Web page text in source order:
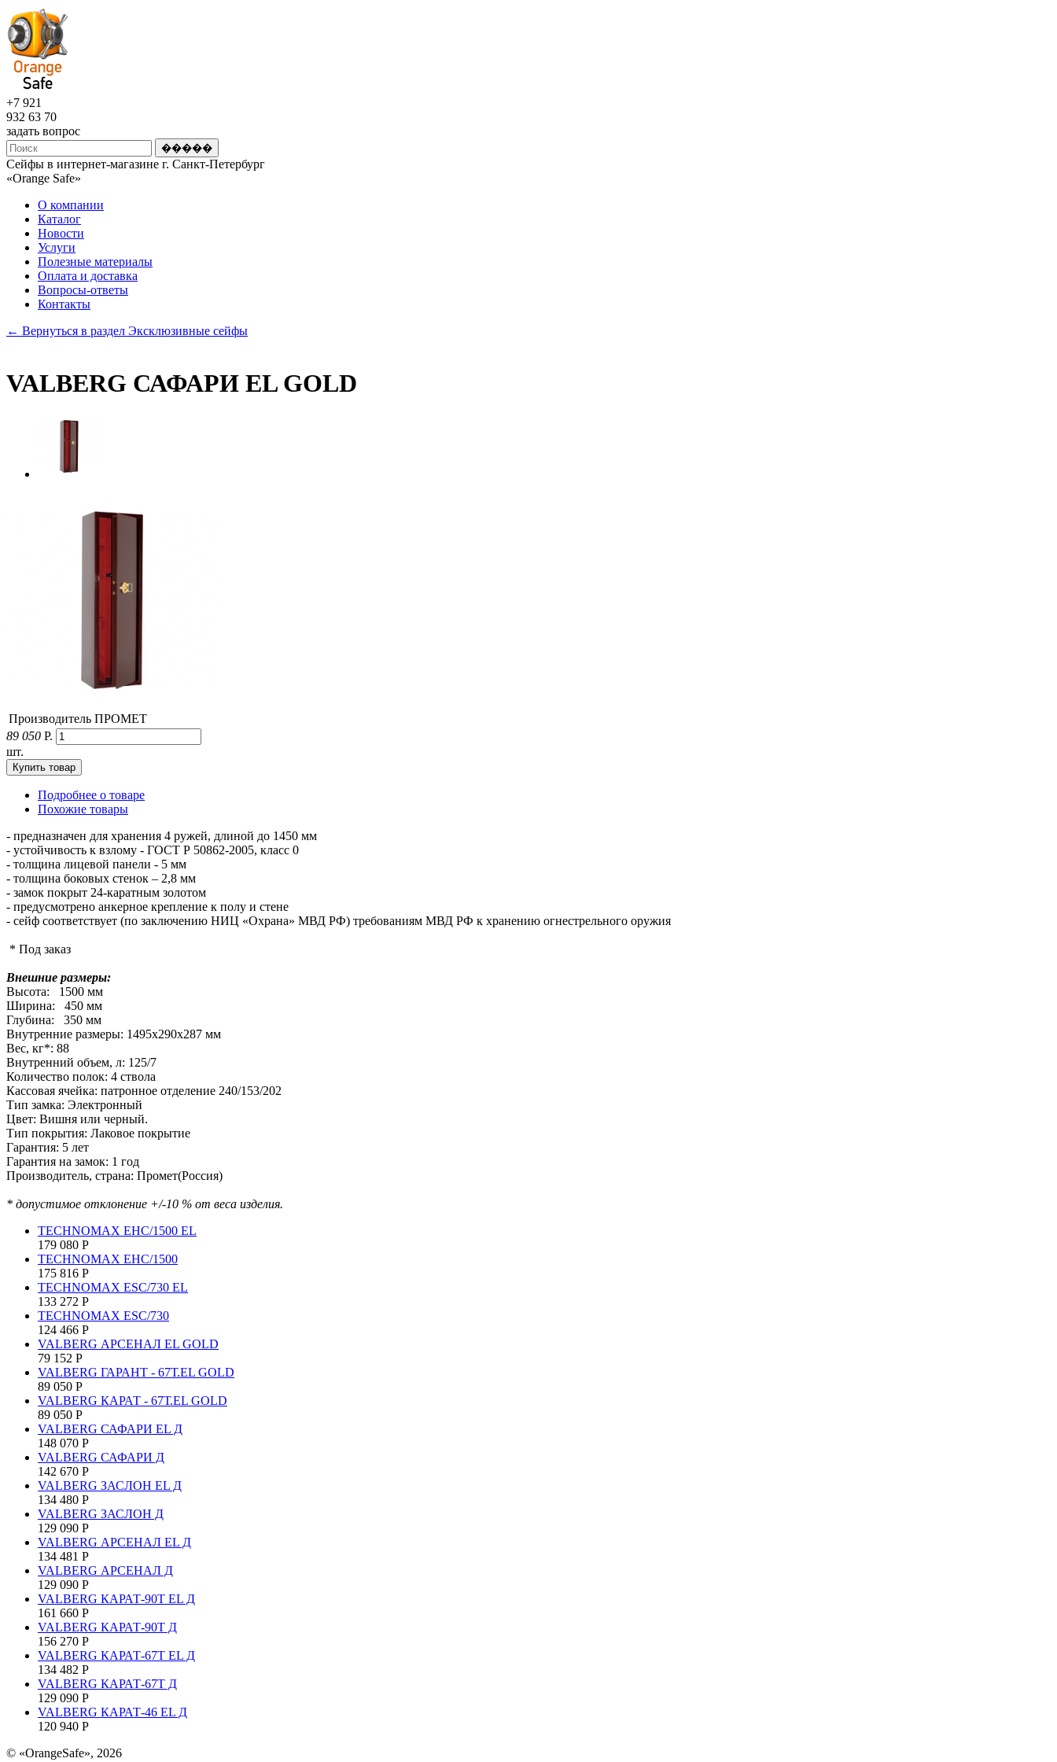
+7 921
932 63 70
задать вопрос
Сейфы в интернет-магазине г. Санкт-Петербург
«Оrange Safe»
О компании
Каталог
Новости
Услуги
Полезные материалы
Оплата и доставка
Вопросы-ответы
Контакты
← Вернуться в раздел Эксклюзивные сейфы
VALBERG САФАРИ EL GOLD
Производитель ПРОМЕТ
89 050 Р.
шт.
Подробнее о товаре
Похожие товары
- предназначен для хранения 4 ружей, длиной до 1450 мм
- устойчивость к взлому - ГОСТ Р 50862-2005, класс 0
- толщина лицевой панели - 5 мм
- толщина боковых стенок – 2,8 мм
- замок покрыт 24-каратным золотом
- предусмотрено анкерное крепление к полу и стене
- сейф соответствует (по заключению НИЦ «Охрана» МВД РФ) требованиям МВД РФ к хранению огнестрельного оружия
* Под заказ
Внешние размеры:
Высота: 1500 мм
Ширина: 450 мм
Глубина: 350 мм
Внутренние размеры: 1495х290х287 мм
Вес, кг*: 88
Внутренний объем, л: 125/7
Количество полок: 4 ствола
Кассовая ячейка: патронное отделение 240/153/202
Тип замка: Электронный
Цвет: Вишня или черный.
Тип покрытия: Лаковое покрытие
Гарантия: 5 лет
Гарантия на замок: 1 год
Производитель, страна: Промет(Россия)
* допустимое отклонение +/-10 % от веса изделия.
TECHNOMAX EHC/1500 EL
179 080 Р
TECHNOMAX EHC/1500
175 816 Р
TECHNOMAX ESC/730 EL
133 272 Р
TECHNOMAX ESC/730
124 466 Р
VALBERG АРСЕНАЛ EL GOLD
79 152 Р
VALBERG ГАРАНТ - 67Т.EL GOLD
89 050 Р
VALBERG КАРАТ - 67Т.EL GOLD
89 050 Р
VALBERG САФАРИ EL Д
148 070 Р
VALBERG САФАРИ Д
142 670 Р
VALBERG ЗАСЛОН EL Д
134 480 Р
VALBERG ЗАСЛОН Д
129 090 Р
VALBERG АРСЕНАЛ EL Д
134 481 Р
VALBERG АРСЕНАЛ Д
129 090 Р
VALBERG КАРАТ-90T EL Д
161 660 Р
VALBERG КАРАТ-90T Д
156 270 Р
VALBERG КАРАТ-67T EL Д
134 482 Р
VALBERG КАРАТ-67T Д
129 090 Р
VALBERG КАРАТ-46 EL Д
120 940 Р
© «OrangeSafe», 2026